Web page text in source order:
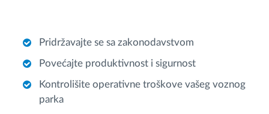
Pridržavajte se sa zakonodavstvom
Povećajte produktivnost i sigurnost
Kontrolišite operativne troškove vašeg voznog
parka